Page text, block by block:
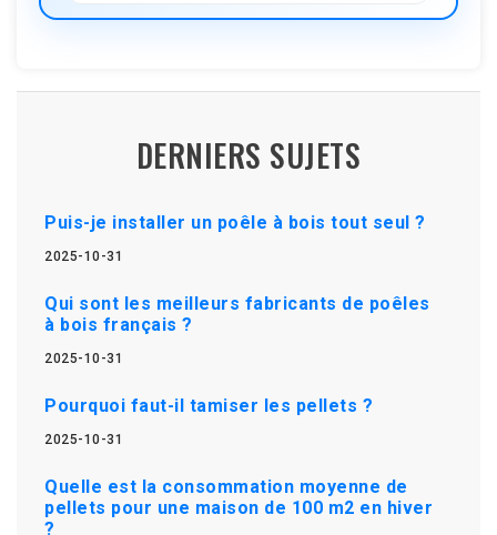
DERNIERS SUJETS
Puis-je installer un poêle à bois tout seul ?
2025-10-31
Qui sont les meilleurs fabricants de poêles
à bois français ?
2025-10-31
Pourquoi faut-il tamiser les pellets ?
2025-10-31
Quelle est la consommation moyenne de
pellets pour une maison de 100 m2 en hiver
?